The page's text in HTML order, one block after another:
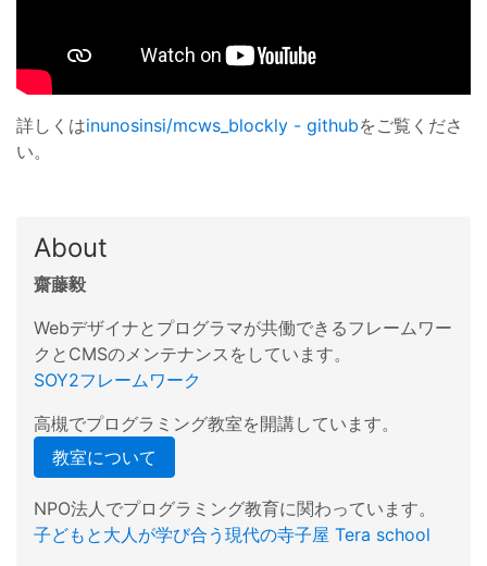
詳しくはinunosinsi/mcws_blockly - githubをご覧くださ
い。
About
齋藤毅
Webデザイナとプログラマが共働できるフレームワー
クとCMSのメンテナンスをしています。
SOY2フレームワーク
高槻でプログラミング教室を開講しています。
教室について
NPO法人でプログラミング教育に関わっています。
子どもと大人が学び合う現代の寺子屋 Tera school